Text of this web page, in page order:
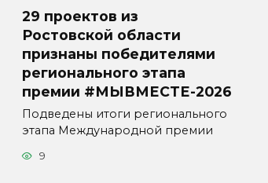
29 проектов из
Ростовской области
признаны победителями
регионального этапа
премии #МЫВМЕСТЕ-2026
Подведены итоги регионального
этапа Международной премии
9